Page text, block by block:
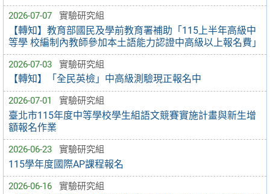
2026-07-07 實驗研究組
【轉知】教育部國民及學前教育署補助「115上半年高級中
等學 校編制內教師參加本土語能力認證中高級以上報名費」
2026-07-03 實驗研究組
【轉知】「全民英檢」中高級測驗現正報名中
2026-07-01 實驗研究組
臺北市115年度中等學校學生組語文競賽實施計畫與新生增
額報名作業
2026-06-23 實驗研究組
115學年度國際AP課程報名
2026-06-16 實驗研究組